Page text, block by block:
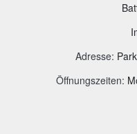
B
Adresse:
Öffnungszeiten: